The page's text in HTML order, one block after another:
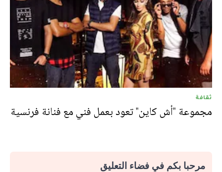
ثقافة
مجموعة "أش كاين" تعود بعمل فني مع فنانة فرنسية
مرحبا بكم في فضاء التعليق